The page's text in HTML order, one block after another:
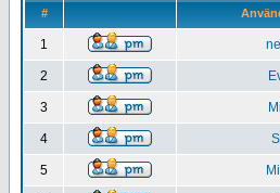
#
1
2
3
4
5